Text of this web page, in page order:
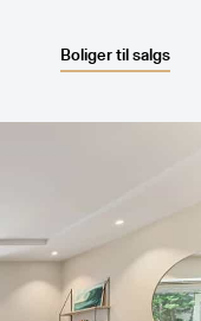
Boliger til salgs